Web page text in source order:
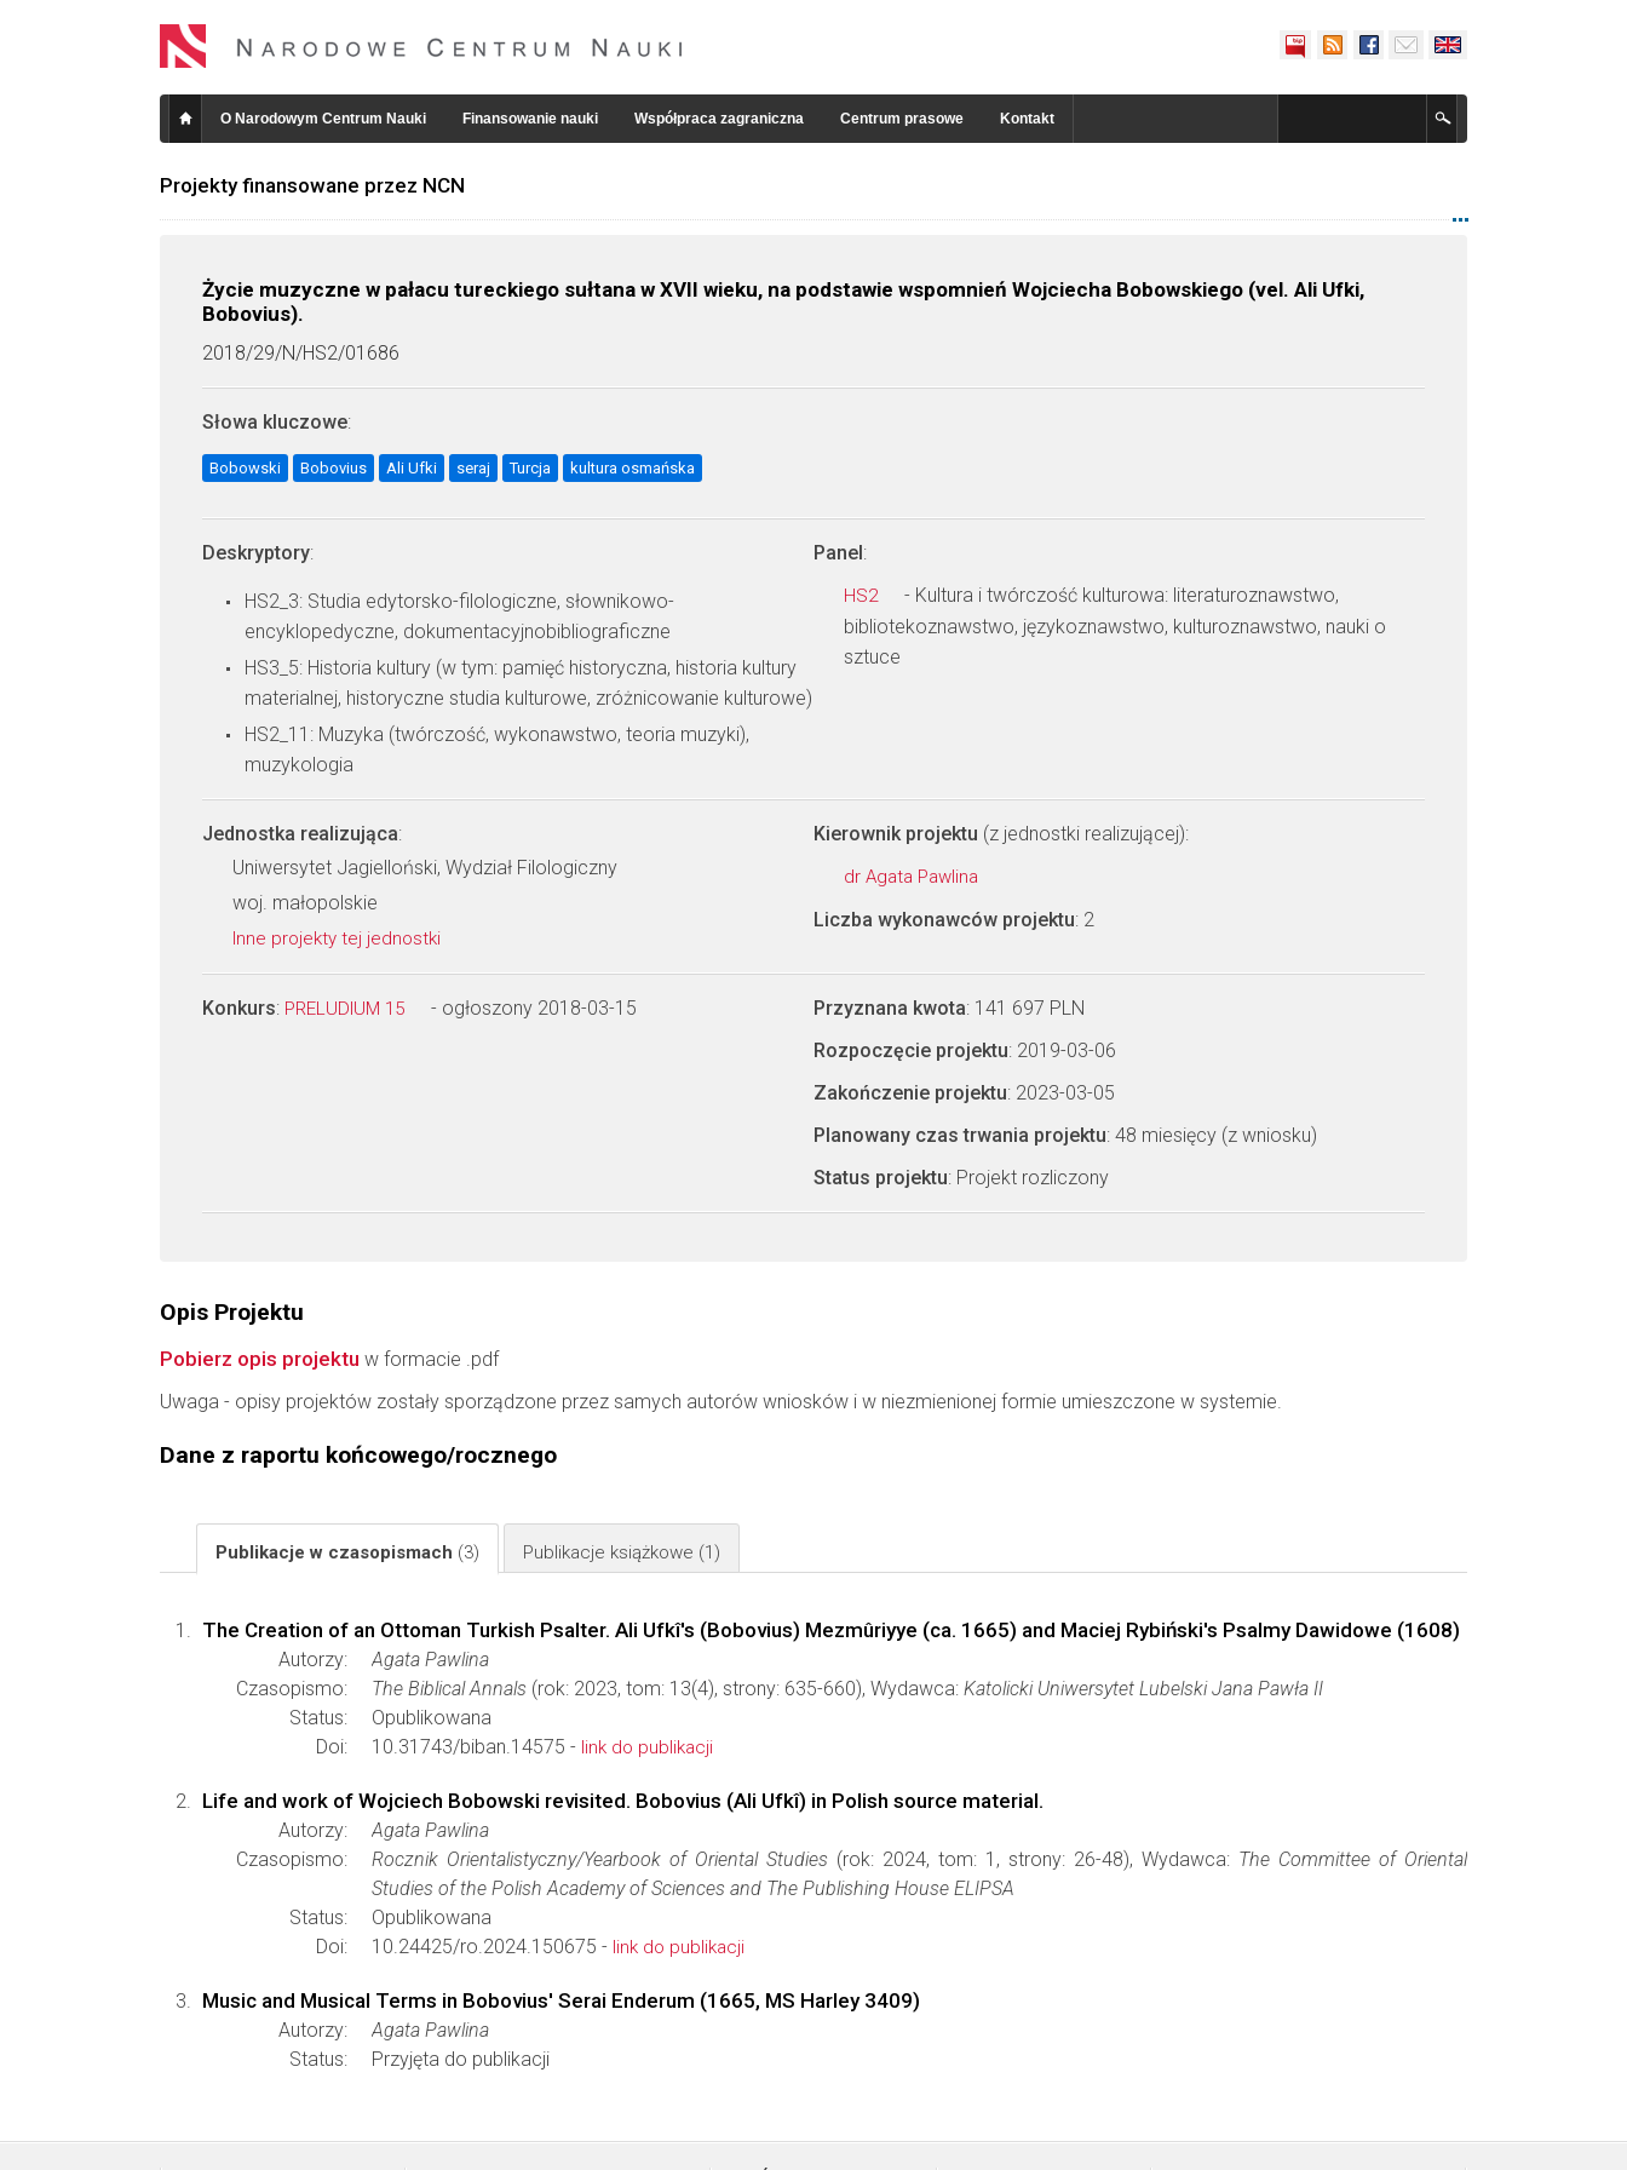
O Narodowym Centrum Nauki Finansowanie nauki Współpraca zagraniczna Centrum prasowe Kontakt
Projekty finansowane przez NCN
Życie muzyczne w pałacu tureckiego sułtana w XVII wieku, na podstawie wspomnień Wojciecha Bobowskiego (vel. Ali Ufki,
Bobovius).
2018/29/N/HS2/01686
Słowa kluczowe:
Bobowski Bobovius Ali Ufki seraj Turcja kultura osmańska
Deskryptory:
HS2_3: Studia edytorsko-filologiczne, słownikowo-
encyklopedyczne, dokumentacyjnobibliograficzne
HS3_5: Historia kultury (w tym: pamięć historyczna, historia kultury
materialnej, historyczne studia kulturowe, zróżnicowanie kulturowe)
HS2_11: Muzyka (twórczość, wykonawstwo, teoria muzyki),
muzykologia
Panel:
HS2
- Kultura i twórczość kulturowa: literaturoznawstwo,
bibliotekoznawstwo, językoznawstwo, kulturoznawstwo, nauki o
sztuce
Jednostka realizująca:
Uniwersytet Jagielloński, Wydział Filologiczny
woj. małopolskie
Inne projekty tej jednostki
Kierownik projektu (z jednostki realizującej):
dr Agata Pawlina
Liczba wykonawców projektu: 2
Konkurs: PRELUDIUM 15 - ogłoszony 2018-03-15 Przyznana kwota: 141 697 PLN
Rozpoczęcie projektu: 2019-03-06
Zakończenie projektu: 2023-03-05
Planowany czas trwania projektu: 48 miesięcy (z wniosku)
Status projektu: Projekt rozliczony
Opis Projektu
Pobierz opis projektu w formacie .pdf
Uwaga - opisy projektów zostały sporządzone przez samych autorów wniosków i w niezmienionej formie umieszczone w systemie.
Dane z raportu końcowego/rocznego
Publikacje w czasopismach (3) Publikacje książkowe (1)
The Creation of an Ottoman Turkish Psalter. Ali Ufkî's (Bobovius) Mezmûriyye (ca. 1665) and Maciej Rybiński's Psalmy Dawidowe (1608)
Autorzy:
Agata Pawlina
Czasopismo:
The Biblical Annals (rok: 2023, tom: 13(4), strony: 635-660), Wydawca: Katolicki Uniwersytet Lubelski Jana Pawła II
Status:
Opublikowana
Doi:
10.31743/biban.14575 - link do publikacji
Life and work of Wojciech Bobowski revisited. Bobovius (Ali Ufkî) in Polish source material.
Autorzy:
Agata Pawlina
Czasopismo:
Rocznik Orientalistyczny/Yearbook of Oriental Studies (rok: 2024, tom: 1, strony: 26-48), Wydawca: The Committee of Oriental
Studies of the Polish Academy of Sciences and The Publishing House ELIPSA
Status:
Opublikowana
Doi:
10.24425/ro.2024.150675 - link do publikacji
Music and Musical Terms in Bobovius' Serai Enderum (1665, MS Harley 3409)
Autorzy:
Agata Pawlina
Status:
Przyjęta do publikacji